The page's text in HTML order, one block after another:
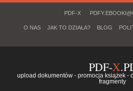
PDF-X
O NAS JAK TO DZIAŁA? BLOG
PDF-X
upload dokumentów - promocja książek -
fragmenty